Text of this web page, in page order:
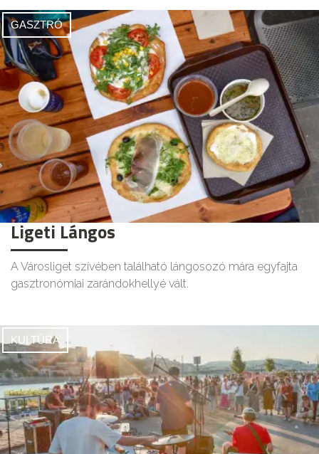
GASZTRÓ
Ligeti Lángos
A Városliget szívében található lángosozó mára egyfajta
gasztronómiai zarándokhellyé vált.
KULTÚRA